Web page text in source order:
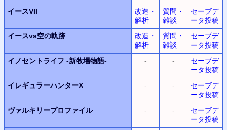
イースVII
改造・
解析
質問・
雑談
セーブデ
ータ投稿
イースvs空の軌跡
改造・
解析
質問・
雑談
セーブデ
ータ投稿
イノセントライフ -新牧場物語- - -
セーブデ
ータ投稿
イレギュラーハンターX
- -
セーブデ
ータ投稿
ヴァルキリープロファイル
- -
セーブデ
ータ投稿